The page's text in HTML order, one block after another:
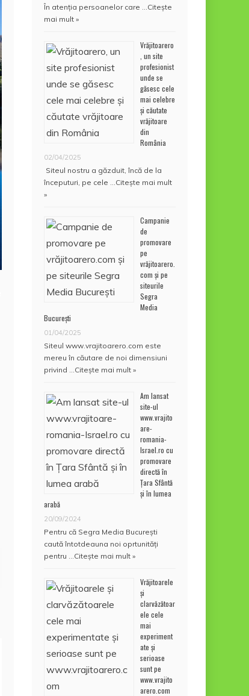
În atenţia persoanelor care … Citește
mai mult »
Vrăjitoarero
, un site
profesionist
unde se
găsesc cele
mai celebre
și căutate
vrăjitoare
din
România
02/04/2025
Siteul nostru a găzduit, încă de la
începuturi, pe cele … Citește mai mult
»
Campanie
de
promovare
pe
vrăjitoarero.
com și pe
siteurile
Segra
Media
București
01/04/2025
Siteul www.vrajitoarero.com este
mereu în căutare de noi dimensiuni
privind … Citește mai mult »
Am lansat
site-ul
www.vrajito
are-
romania-
Israel.ro cu
promovare
directă în
Țara Sfântă
și în lumea
arabă
20/09/2024
Pentru că Segra Media București
caută întotdeauna noi oprtunități
pentru … Citește mai mult »
Vrăjitoarele
și
clarvăzătoar
ele cele
mai
experiment
ate și
serioase
sunt pe
www.vrajito
arero.com